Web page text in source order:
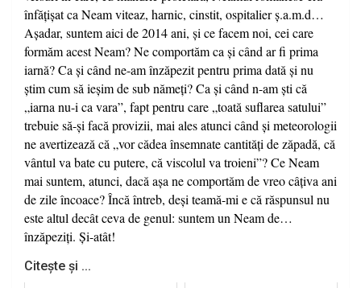
înfăţişat ca Neam viteaz, harnic, cinstit, ospitalier ş.a.m.d…
Aşadar, suntem aici de 2014 ani, şi ce facem noi, cei care
formăm acest Neam? Ne comportăm ca şi când ar fi prima
iarnă? Ca şi când ne-am înzăpezit pentru prima dată şi nu
ştim cum să ieşim de sub nămeţi? Ca şi când n-am şti că
„iarna nu-i ca vara”, fapt pentru care „toată suflarea satului”
trebuie să-şi facă provizii, mai ales atunci când şi meteorologii
ne avertizează că „vor cădea însemnate cantităţi de zăpadă, că
vântul va bate cu putere, că viscolul va troieni”? Ce Neam
mai suntem, atunci, dacă aşa ne comportăm de vreo câţiva ani
de zile încoace? Încă întreb, deşi teamă-mi e că răspunsul nu
este altul decât ceva de genul: suntem un Neam de…
înzăpeziţi. Şi-atât!
Citește și ...